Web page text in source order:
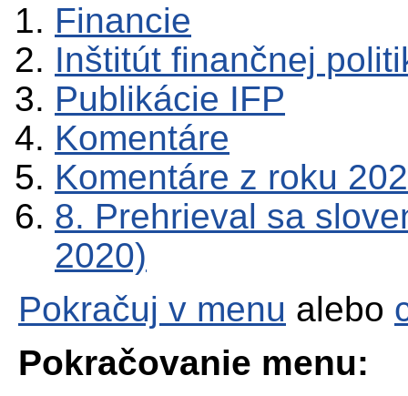
Financie
Inštitút finančnej
Publikácie IFP
Komentáre
Komentáre z roku
8. Prehrieval sa
2020)
Pokračuj v menu alebo
Pokračovanie menu: